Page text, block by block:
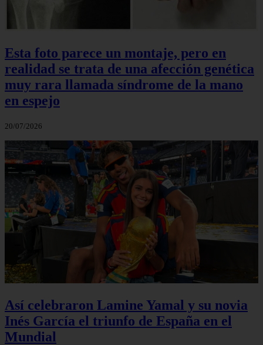
Esta foto parece un montaje, pero en
realidad se trata de una afección genética
muy rara llamada síndrome de la mano
en espejo
20/07/2026
Así celebraron Lamine Yamal y su novia
Inés García el triunfo de España en el
Mundial